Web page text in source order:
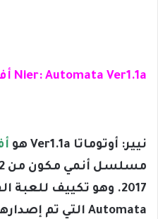
Nier: Automata Ver1.1a أفضل أنمي عن لعبة فيديو:
نيير: أوتوماتا Ver1.1a هو